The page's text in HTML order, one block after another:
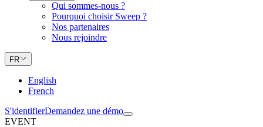
Qui sommes-nous ?
Pourquoi choisir Sweep ?
Nos partenaires
Nous rejoindre
FR
English
French
S'identifierDemandez une démo
EVENT